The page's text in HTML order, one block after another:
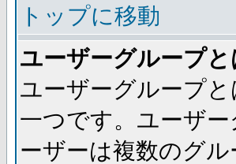
トップに移動
ユーザーグループ
ユーザーグループ
一つです。ユーザ
ーザーは複数のグ